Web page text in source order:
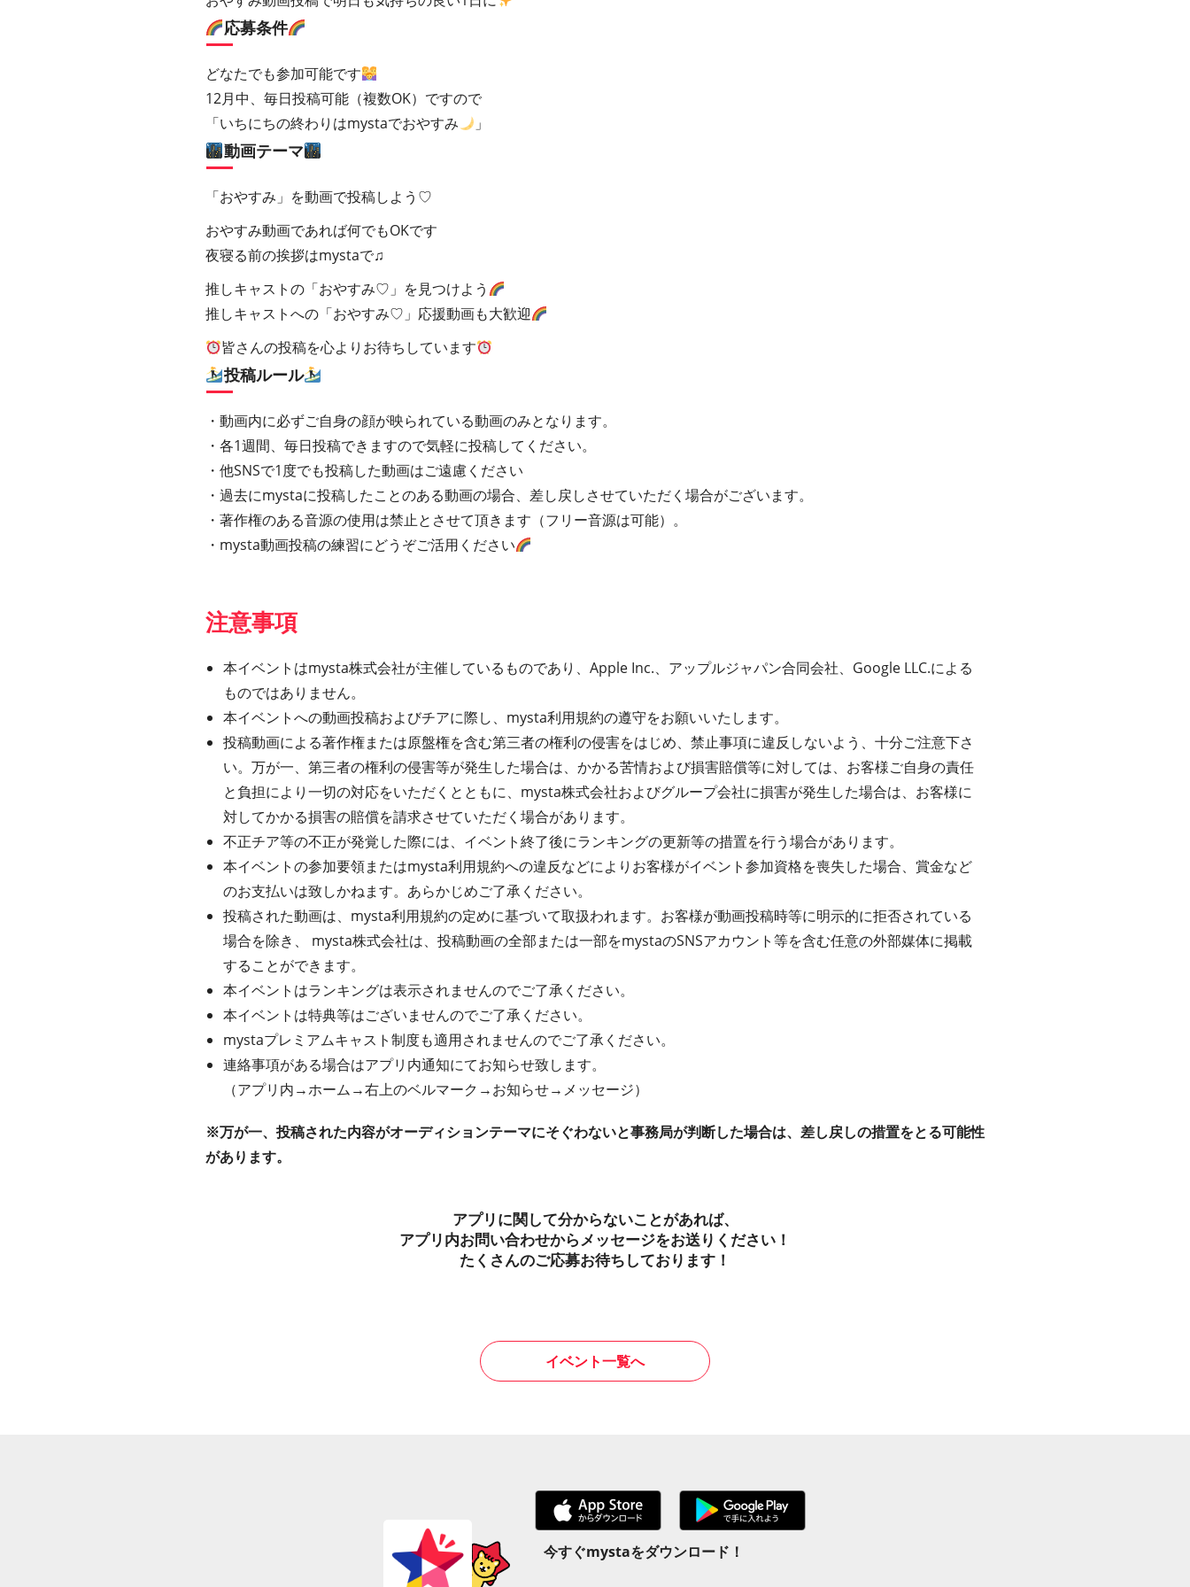
応募条件
どなたでも参加可能です
12月中、毎日投稿可能（複数OK）ですので
「いちにちの終わりはmystaでおやすみ
」
動画テーマ
「おやすみ」を動画で投稿しよう♡
おやすみ動画であれば何でもOKです
夜寝る前の挨拶はmystaで♫
推しキャストの「おやすみ♡」を見つけよう
推しキャストへの「おやすみ♡」応援動画も大歓迎
皆さんの投稿を心よりお待ちしています
投稿ルール
・動画内に必ずご自身の顔が映られている動画のみとなります。
・各1週間、毎日投稿できますので気軽に投稿してください。
・他SNSで1度でも投稿した動画はご遠慮ください
・過去にmystaに投稿したことのある動画の場合、差し戻しさせていただく場合がございます。
・著作権のある音源の使用は禁止とさせて頂きます（フリー音源は可能）。
・mysta動画投稿の練習にどうぞご活用ください
注意事項
本イベントはmysta株式会社が主催しているものであり、Apple Inc.、アップルジャパン合同会社、Google LLC.による
ものではありません。
本イベントへの動画投稿およびチアに際し、mysta利用規約の遵守をお願いいたします。
投稿動画による著作権または原盤権を含む第三者の権利の侵害をはじめ、禁止事項に違反しないよう、十分ご注意下さ
い。万が一、第三者の権利の侵害等が発生した場合は、かかる苦情および損害賠償等に対しては、お客様ご自身の責任
と負担により一切の対応をいただくとともに、mysta株式会社およびグループ会社に損害が発生した場合は、お客様に
対してかかる損害の賠償を請求させていただく場合があります。
不正チア等の不正が発覚した際には、イベント終了後にランキングの更新等の措置を行う場合があります。
本イベントの参加要領またはmysta利用規約への違反などによりお客様がイベント参加資格を喪失した場合、賞金など
のお支払いは致しかねます。あらかじめご了承ください。
投稿された動画は、mysta利用規約の定めに基づいて取扱われます。お客様が動画投稿時等に明示的に拒否されている
場合を除き、 mysta株式会社は、投稿動画の全部または一部をmystaのSNSアカウント等を含む任意の外部媒体に掲載
することができます。
本イベントはランキングは表示されませんのでご了承ください。
本イベントは特典等はございませんのでご了承ください。
mystaプレミアムキャスト制度も適用されませんのでご了承ください。
連絡事項がある場合はアプリ内通知にてお知らせ致します。
（アプリ内→ホーム→右上のベルマーク→お知らせ→メッセージ）
※万が一、投稿された内容がオーディションテーマにそぐわないと事務局が判断した場合は、差し戻しの措置をとる可能性
があります。
アプリに関して分からないことがあれば、
アプリ内お問い合わせからメッセージをお送りください！
たくさんのご応募お待ちしております！
イベント一覧へ
今すぐmystaをダウンロード！